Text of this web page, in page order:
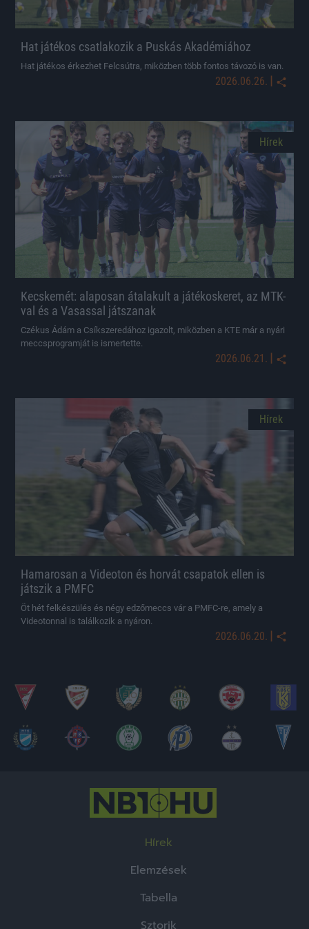
Hat játékos csatlakozik a Puskás Akadémiához
Hat játékos érkezhet Felcsútra, miközben több fontos távozó is van.
2026.06.26. |
Hírek
Kecskemét: alaposan átalakult a játékoskeret, az MTK-
val és a Vasassal játszanak
Czékus Ádám a Csíkszeredához igazolt, miközben a KTE már a nyári
meccsprogramját is ismertette.
2026.06.21. |
Hírek
Hamarosan a Videoton és horvát csapatok ellen is
játszik a PMFC
Öt hét felkészülés és négy edzőmeccs vár a PMFC-re, amely a
Videotonnal is találkozik a nyáron.
2026.06.20. |
Hírek
Elemzések
Tabella
Sztorik